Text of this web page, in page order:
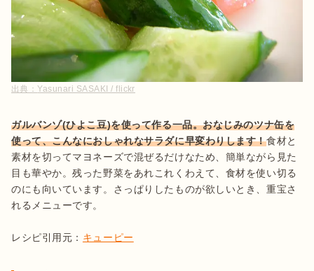
出典：Yasunari SASAKI / flickr
ガルバンゾ(ひよこ豆)を使って作る一品。おなじみのツナ缶を
使って、こんなにおしゃれなサラダに早変わりします！食材と
素材を切ってマヨネーズで混ぜるだけなため、簡単ながら見た
目も華やか。残った野菜をあれこれくわえて、食材を使い切る
のにも向いています。さっぱりしたものが欲しいとき、重宝さ
れるメニューです。
レシピ引用元： キューピー